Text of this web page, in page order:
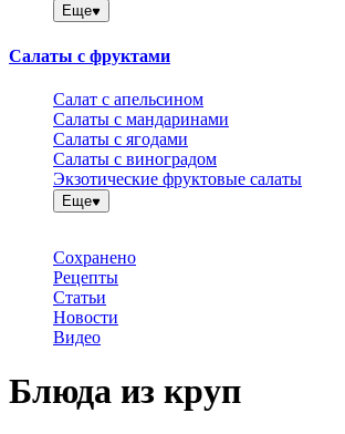
Еще
Салаты с фруктами
Салат с апельсином
Салаты с мандаринами
Салаты с ягодами
Салаты с виноградом
Экзотические фруктовые салаты
Еще
Сохранено
Рецепты
Статьи
Новости
Видео
Блюда из круп